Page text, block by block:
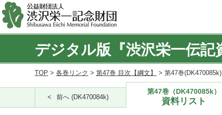
デジタル版『渋沢栄一伝記
TOP > 各巻リンク > 第47巻 目次【綱文】 > 第47巻
前へ (DK470084k)
第47巻（DK470085k）
資料リスト